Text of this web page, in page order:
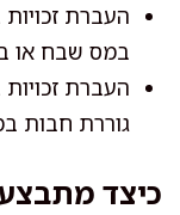
העברת זכויות
במס שבח או
העברת
גוררת חבות
כיצד